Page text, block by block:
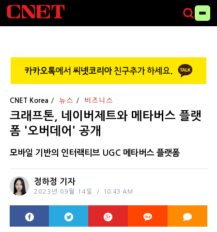
CNET Korea 뉴스 비즈니스
크래프톤, 네이버제트와 메타버스 플랫
폼 '오버데어' 공개
모바일 기반의 인터랙티브 UGC 메타버스 플랫폼
정하정 기자
2023년 09월 14일 10:43 AM